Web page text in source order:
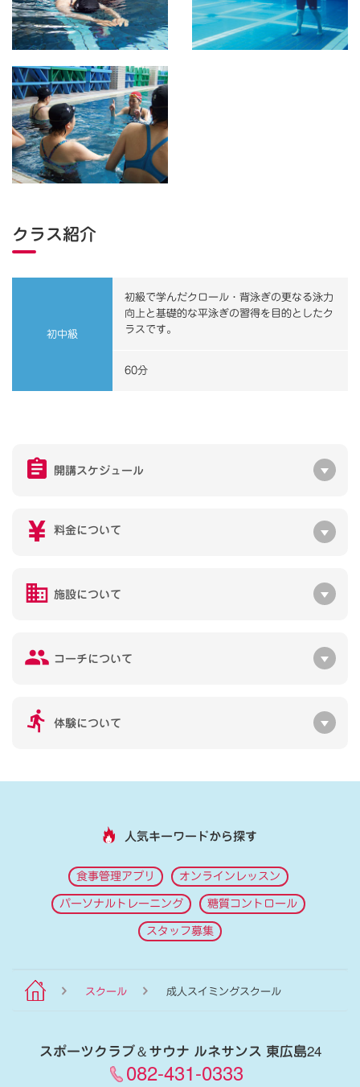
クラス紹介
初中級
初級で学んだクロール・背泳ぎの更なる泳力
向上と基礎的な平泳ぎの習得を目的としたク
ラスです。
60分
開講スケジュール
料金について
施設について
コーチについて
体験について
人気キーワードから探す
食事管理アプリ オンラインレッスン
パーソナルトレーニング 糖質コントロール
スタッフ募集
スクール 成人スイミングスクール
スポーツクラブ＆サウナ ルネサンス 東広島24
082-431-0333